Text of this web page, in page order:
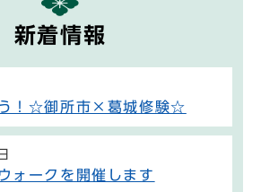
新着情報
！☆御所市×葛城修験☆
ォークを開催します